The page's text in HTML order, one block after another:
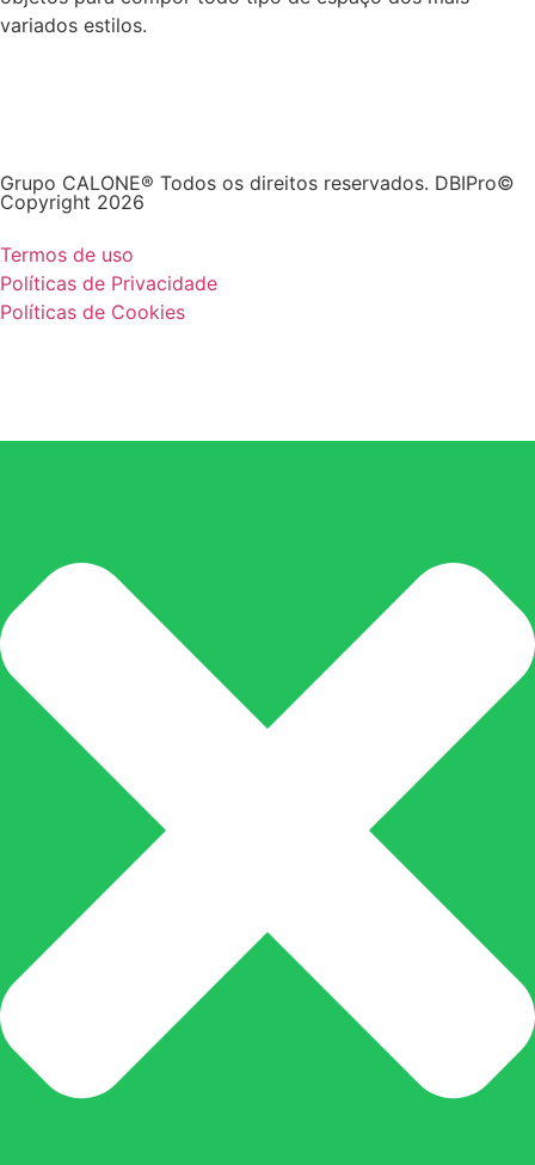
variados estilos.
Grupo CALONE® Todos os direitos reservados. DBIPro©
Copyright 2026
Termos de uso
Políticas de Privacidade
Políticas de Cookies